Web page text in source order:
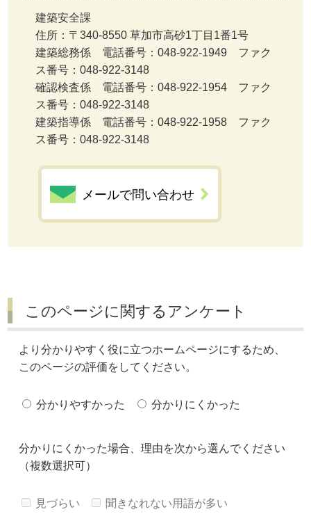
建築安全課
住所：〒340-8550 草加市高砂1丁目1番1号
建築総務係 電話番号：048-922-1949 ファク
ス番号：048-922-3148
確認検査係 電話番号：048-922-1954 ファク
ス番号：048-922-3148
建築指導係 電話番号：048-922-1958 ファク
ス番号：048-922-3148
メールで問い合わせ
このページに関するアンケート
より分かりやすく役に立つホームページにするため、
このページの評価をしてください。
分かりやすかった 分かりにくかった
分かりにくかった場合、理由を次から選んでください
（複数選択可）
見づらい 聞きなれない用語が多い